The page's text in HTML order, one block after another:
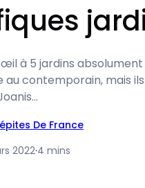
à 5 ​​jardins
au contemporain, mais
De France
2022·4 mins